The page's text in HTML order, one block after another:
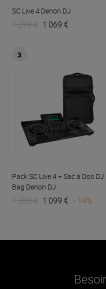
SC Live 4 Denon DJ
1 299 € 1 069 €
3
Pack SC Live 4 + Sac à Dos DJ
Bag Denon DJ
1 288 € 1 099 € - 14%